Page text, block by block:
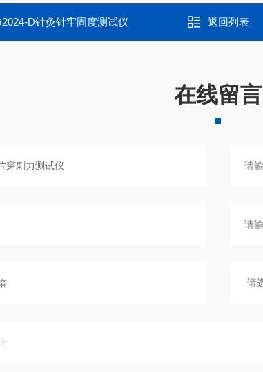
D针灸针牢固度测试仪 返回列表
在线留言